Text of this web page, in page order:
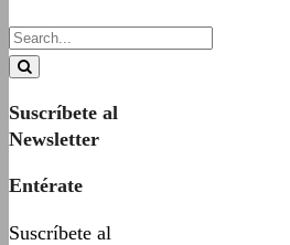
Suscríbete al
Newsletter
Entérate
Suscríbete al